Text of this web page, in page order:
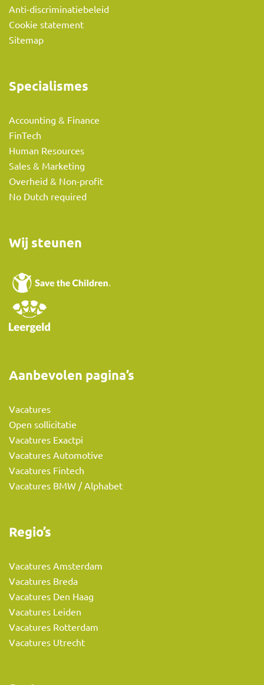
Anti-discriminatiebeleid
Cookie statement
Sitemap
Specialismes
Accounting & Finance
FinTech
Human Resources
Sales & Marketing
Overheid & Non-profit
No Dutch required
Wij steunen
Aanbevolen pagina’s
Vacatures
Open sollicitatie
Vacatures Exactpi
Vacatures Automotive
Vacatures Fintech
Vacatures BMW / Alphabet
Regio’s
Vacatures Amsterdam
Vacatures Breda
Vacatures Den Haag
Vacatures Leiden
Vacatures Rotterdam
Vacatures Utrecht